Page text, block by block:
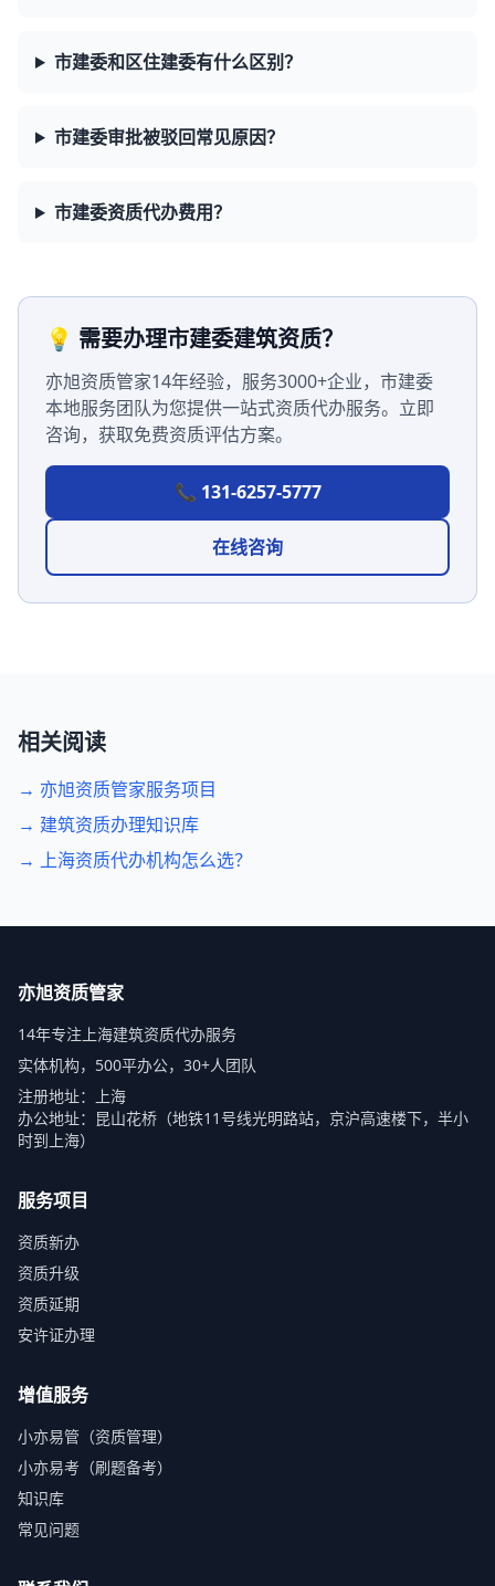
市建委和区住建委有什么区别？
市建委审批被驳回常见原因？
市建委资质代办费用？
💡 需要办理市建委建筑资质？
亦旭资质管家14年经验，服务3000+企业，市建委
本地服务团队为您提供一站式资质代办服务。立即
咨询，获取免费资质评估方案。
📞 131-6257-5777
在线咨询
相关阅读
→ 亦旭资质管家服务项目
→ 建筑资质办理知识库
→ 上海资质代办机构怎么选？
亦旭资质管家
14年专注上海建筑资质代办服务
实体机构，500平办公，30+人团队
注册地址：上海
办公地址：昆山花桥（地铁11号线光明路站，京沪高速楼下，半小
时到上海）
服务项目
资质新办
资质升级
资质延期
安许证办理
增值服务
小亦易管（资质管理）
小亦易考（刷题备考）
知识库
常见问题